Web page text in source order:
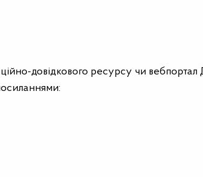
довідкового ресурсу чи